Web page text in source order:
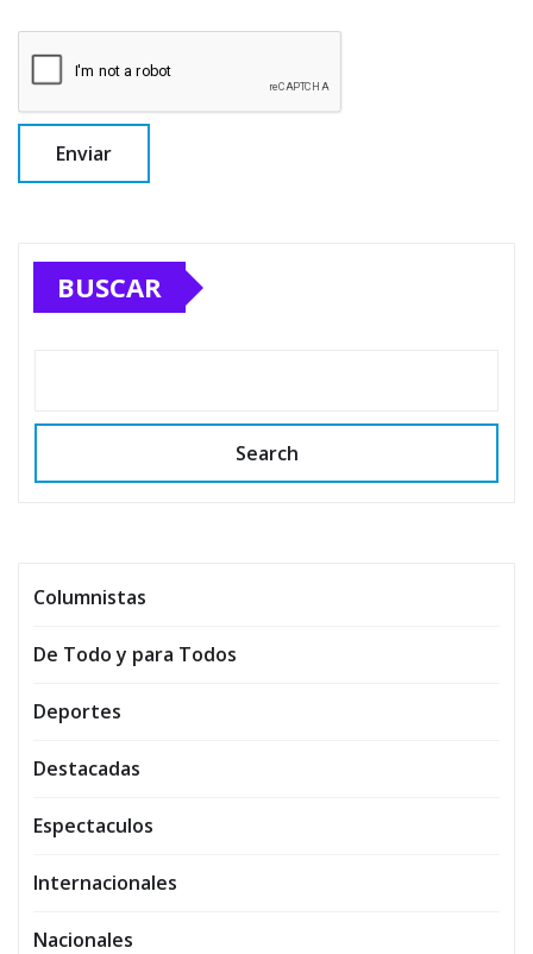
BUSCAR
Search
Columnistas
De Todo y para Todos
Deportes
Destacadas
Espectaculos
Internacionales
Nacionales